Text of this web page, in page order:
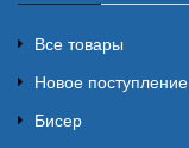
Все товары
Новое поступление
Бисер